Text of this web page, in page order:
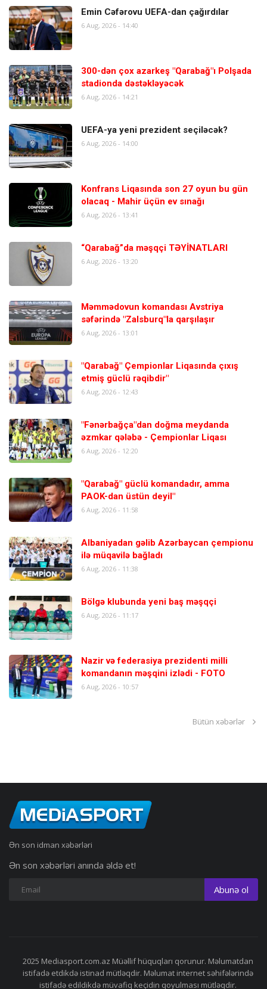
Emin Cəfərovu UEFA-dan çağırdılar
6 Aug, 2026 - 14:40
300-dən çox azarkeş "Qarabağ"ı Polşada
stadionda dəstəkləyəcək
6 Aug, 2026 - 14:21
UEFA-ya yeni prezident seçiləcək?
6 Aug, 2026 - 14:00
Konfrans Liqasında son 27 oyun bu gün
olacaq - Mahir üçün ev sınağı
6 Aug, 2026 - 13:41
“Qarabağ”da məşqçi TƏYİNATLARI
6 Aug, 2026 - 13:20
Məmmədovun komandası Avstriya
səfərində "Zalsburq"la qarşılaşır
6 Aug, 2026 - 13:01
"Qarabağ" Çempionlar Liqasında çıxış
etmiş güclü rəqibdir"
6 Aug, 2026 - 12:43
"Fənərbağça"dan doğma meydanda
əzmkar qələbə - Çempionlar Liqası
6 Aug, 2026 - 12:20
"Qarabağ" güclü komandadır, amma
PAOK-dan üstün deyil"
6 Aug, 2026 - 11:58
Albaniyadan gəlib Azərbaycan çempionu
ilə müqavilə bağladı
6 Aug, 2026 - 11:38
Bölgə klubunda yeni baş məşqçi
6 Aug, 2026 - 11:17
Nazir və federasiya prezidenti milli
komandanın məşqini izlədi - FOTO
6 Aug, 2026 - 10:57
Bütün xəbərlər
Ən son idman xəbərləri
Ən son xəbərləri anında əldə et!
Abunə ol
2025 Mediasport.com.az Müəllif hüquqları qorunur. Məlumatdan
istifadə etdikdə istinad mütləqdir. Məlumat internet səhifələrində
istifadə edildikdə müvafiq keçidin qoyulması mütləqdir.